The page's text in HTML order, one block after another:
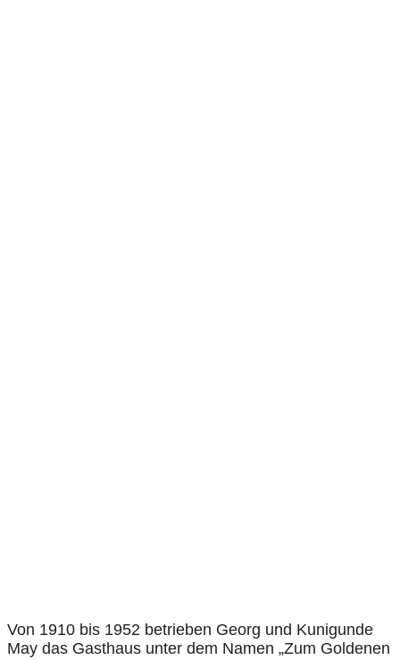
Von 1910 bis 1952 betrieben Georg und Kunigunde
May das Gasthaus unter dem Namen „Zum Goldenen